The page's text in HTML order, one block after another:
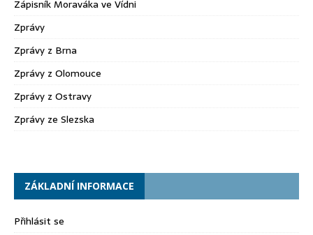
Zápisník Moraváka ve Vídni
Zprávy
Zprávy z Brna
Zprávy z Olomouce
Zprávy z Ostravy
Zprávy ze Slezska
ZÁKLADNÍ INFORMACE
Přihlásit se